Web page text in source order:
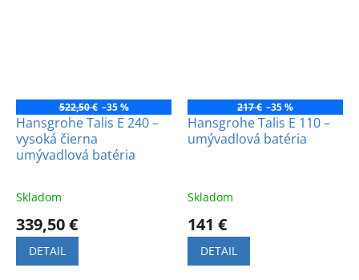
522,50 € –35 %
Hansgrohe Talis E 240 –
vysoká čierna
umývadlová batéria
Skladom
339,50 €
DETAIL
217 € –35 %
Hansgrohe Talis E 110 –
umývadlová batéria
Skladom
141 €
DETAIL